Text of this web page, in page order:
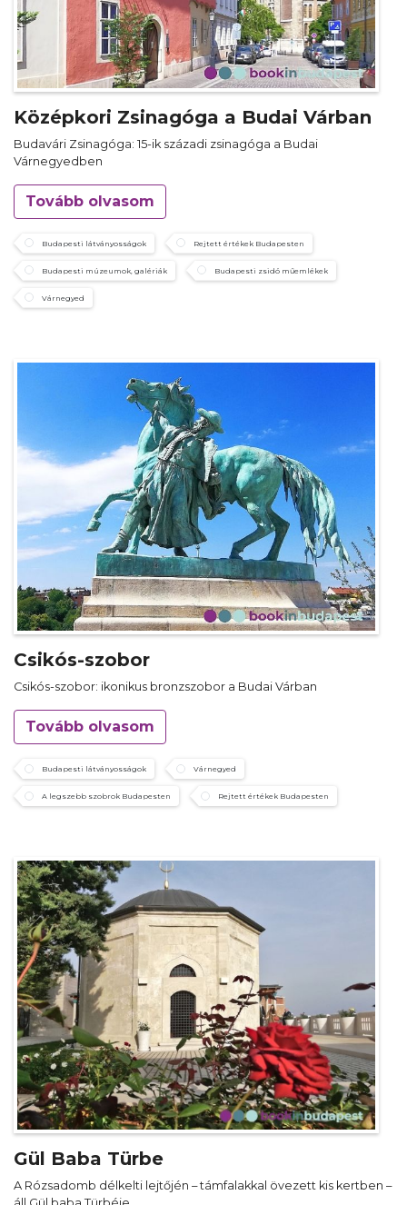
Középkori Zsinagóga a Budai Várban
Budavári Zsinagóga: 15-ik századi zsinagóga a Budai
Várnegyedben
Tovább olvasom
Budapesti látványosságok Rejtett értékek Budapesten
Budapesti múzeumok, galériák Budapesti zsidó műemlékek
Várnegyed
Csikós-szobor
Csikós-szobor: ikonikus bronzszobor a Budai Várban
Tovább olvasom
Budapesti látványosságok Várnegyed
A legszebb szobrok Budapesten Rejtett értékek Budapesten
Gül Baba Türbe
A Rózsadomb délkelti lejtőjén – támfalakkal övezett kis kertben –
áll Gül baba Türbéje